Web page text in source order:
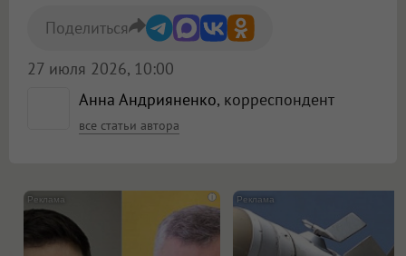
Анна Андрияненко, корреспондент
все статьи автора
27 июля 2026, 10:00
Поделиться
i